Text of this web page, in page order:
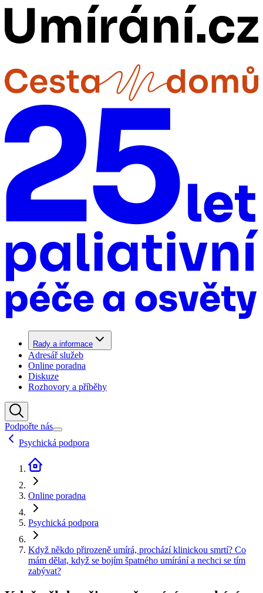
Rady a informace
Adresář služeb
Online poradna
Diskuze
Rozhovory a příběhy
Podpořte nás
Psychická podpora
Online poradna
Psychická podpora
Když někdo přirozeně umírá, prochází klinickou smrtí? Co
mám dělat, když se bojím špatného umírání a nechci se tím
zabývat?